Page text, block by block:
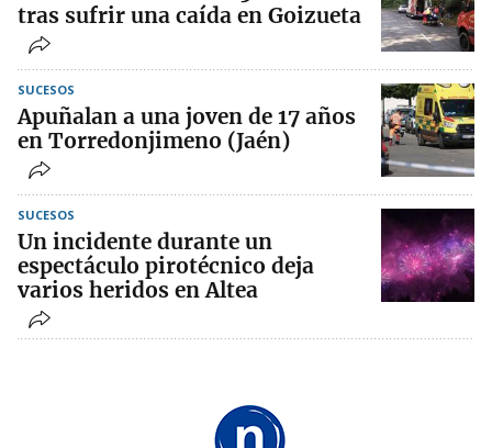
tras sufrir una caída en Goizueta
SUCESOS
Apuñalan a una joven de 17 años
en Torredonjimeno (Jaén)
SUCESOS
Un incidente durante un
espectáculo pirotécnico deja
varios heridos en Altea